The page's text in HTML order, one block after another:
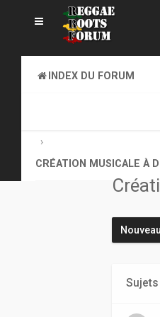
INDEX DU FORUM
CRÉATION MUSICALE À
Sujets